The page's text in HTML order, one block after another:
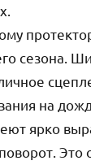
сезона.
на
ярко